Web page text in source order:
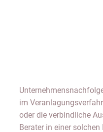
Berater in einer